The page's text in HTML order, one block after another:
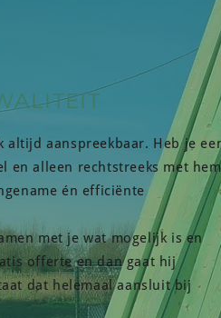
altijd aanspreekbaar. Heb je
en alleen rechtstreeks met hem
én efficiënte
met je wat mogelijk is en
offerte en dan gaat hij
dat helemaal aansluit bij